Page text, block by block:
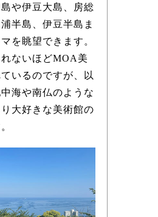
や伊豆大島、房総
半島、伊豆半島ま
を眺望できます。
ないほどMOA美
いるのですが、以
海や南仏のような
大好きな美術館の